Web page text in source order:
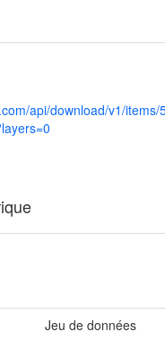
api/download/v1/items/
Jeu de données